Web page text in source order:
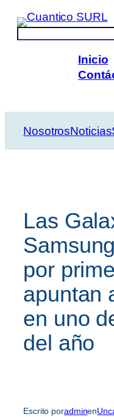
Saltar
contenido
Inicio
NosotrosNoticias
Las
por
apuntan
en uno
del año
Escrito poradminen